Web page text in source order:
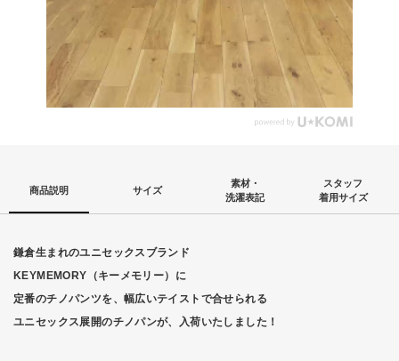
商品説明 サイズ
素材・
洗濯表記
スタッフ
着用サイズ
鎌倉生まれのユニセックスブランド
KEYMEMORY（キーメモリー）に
定番のチノパンツを、幅広いテイストで合せられる
ユニセックス展開のチノパンが、入荷いたしました！